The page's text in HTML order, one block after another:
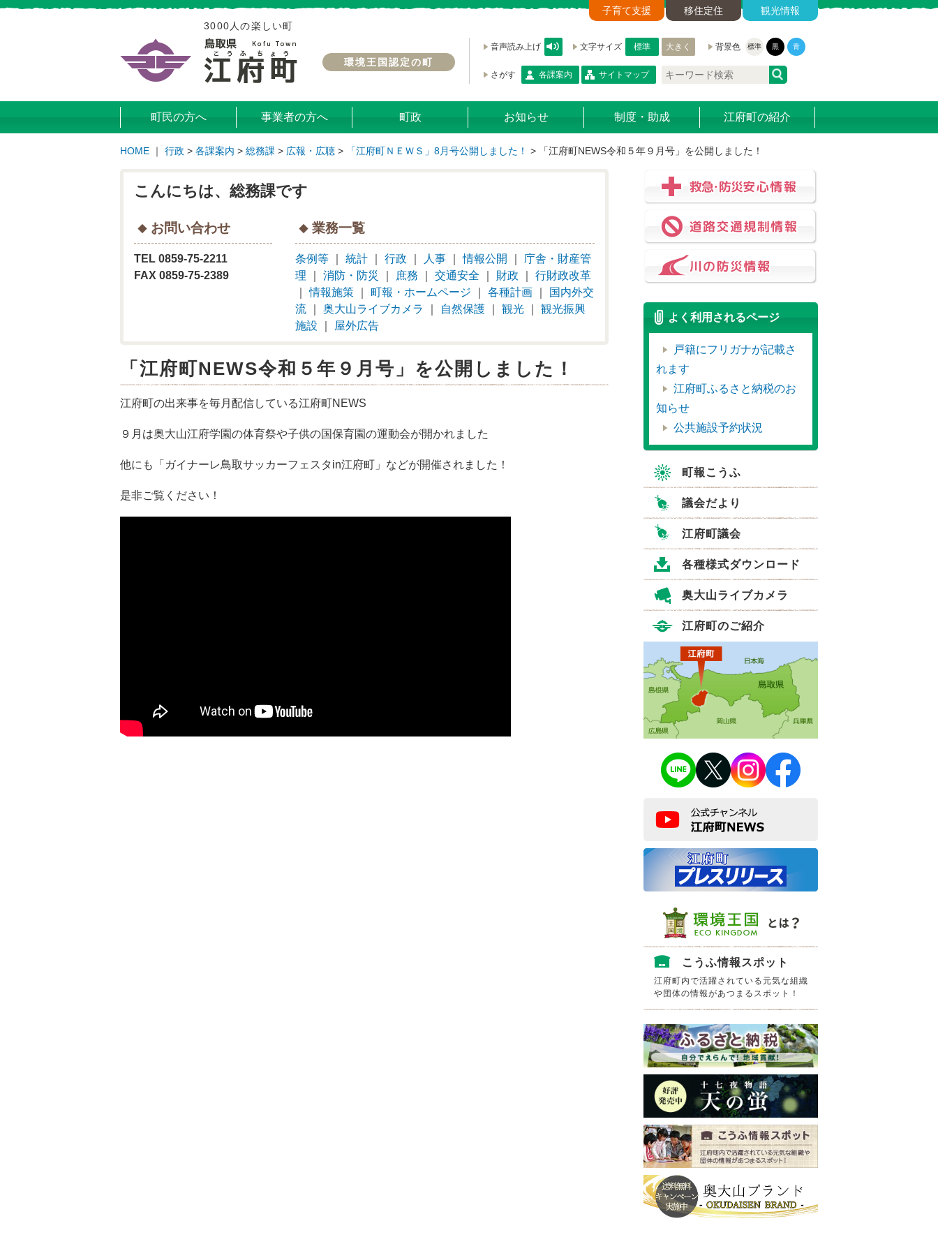
子育て支援 移住定住
観光情報
3000人の楽しい町
環境王国認定の町
音声読み上げ 文字サイズ 標準 大きく 背景色 標準 黒 青
さがす 各課案内 サイトマップ
町民の方へ 事業者の方へ 町政 お知らせ 制度・助成 江府町の紹介
HOME ｜ 行政 > 各課案内 > 総務課 > 広報・広聴 > 「江府町ＮＥＷＳ」8月号公開しました！ > 「江府町NEWS令和５年９月号」を公開しました！
こんにちは、総務課です
お問い合わせ
TEL 0859-75-2211
FAX 0859-75-2389
業務一覧
条例等 統計 行政 人事 ｜情報公開
庁舎・財産管
理
消防・防災 庶務 交通安全 財政
行財政改革
｜情報施策 町報・ホームページ 各種計画
国内外交
流
奥大山ライブカメラ 自然保護 観光
観光振興
施設
屋外広告
「江府町NEWS令和５年９月号」を公開しました！
江府町の出来事を毎月配信している江府町NEWS
９月は奥大山江府学園の体育祭や子供の国保育園の運動会が開かれました
他にも「ガイナーレ鳥取サッカーフェスタin江府町」などが開催されました！
是非ご覧ください！
よく利用されるページ
戸籍にフリガナが記載さ
れます
江府町ふるさと納税のお
知らせ
公共施設予約状況
町報こうふ
議会だより
江府町議会
各種様式ダウンロード
奥大山ライブカメラ
江府町のご紹介
こうふ情報スポット
江府町内で活躍されている元気な組織
や団体の情報があつまるスポット！